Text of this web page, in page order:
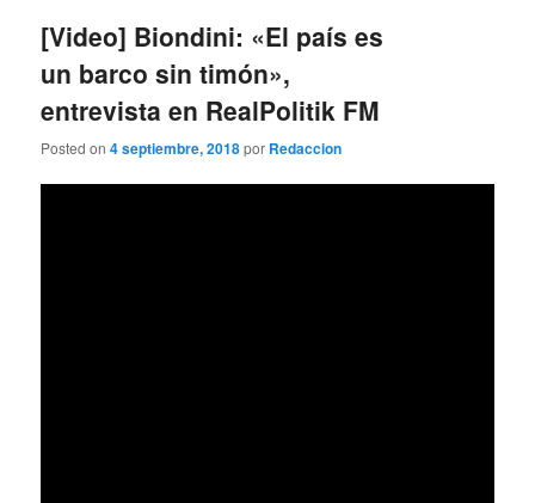
[Video] Biondini: «El país es
un barco sin timón»,
entrevista en RealPolitik FM
Posted on4 septiembre, 2018por Redaccion